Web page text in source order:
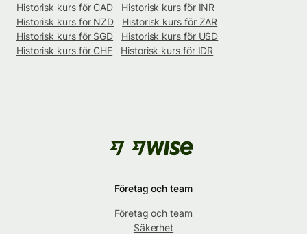
Historisk kurs för CAD
Historisk kurs för INR
Historisk kurs för NZD
Historisk kurs för ZAR
Historisk kurs för SGD
Historisk kurs för USD
Historisk kurs för CHF
Historisk kurs för IDR
Företag och team
Företag och team
Säkerhet